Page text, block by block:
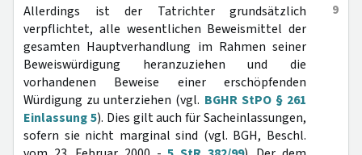
9
Allerdings ist der Tatrichter grundsätzlich
verpflichtet, alle wesentlichen Beweismittel der
gesamten Hauptverhandlung im Rahmen seiner
Beweiswürdigung heranzuziehen und die
vorhandenen Beweise einer erschöpfenden
Würdigung zu unterziehen (vgl. BGHR StPO § 261
Einlassung 5). Dies gilt auch für Sacheinlassungen,
sofern sie nicht marginal sind (vgl. BGH, Beschl.